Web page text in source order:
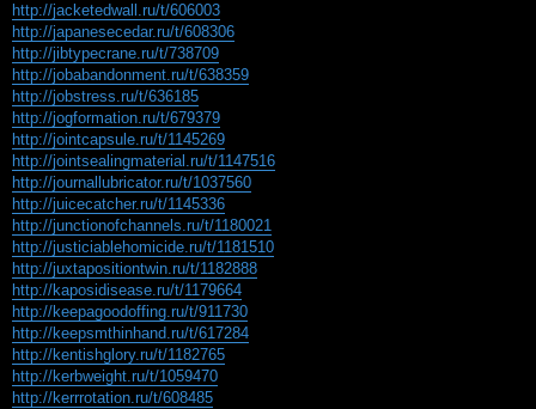
http://jacketedwall.ru/t/606003
http://japanesecedar.ru/t/608306
http://jibtypecrane.ru/t/738709
http://jobabandonment.ru/t/638359
http://jobstress.ru/t/636185
http://jogformation.ru/t/679379
http://jointcapsule.ru/t/1145269
http://jointsealingmaterial.ru/t/1147516
http://journallubricator.ru/t/1037560
http://juicecatcher.ru/t/1145336
http://junctionofchannels.ru/t/1180021
http://justiciablehomicide.ru/t/1181510
http://juxtapositiontwin.ru/t/1182888
http://kaposidisease.ru/t/1179664
http://keepagoodoffing.ru/t/911730
http://keepsmthinhand.ru/t/617284
http://kentishglory.ru/t/1182765
http://kerbweight.ru/t/1059470
http://kerrrotation.ru/t/608485